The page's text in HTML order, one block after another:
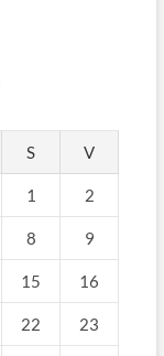
S V
1 2
8 9
15 16
22 23